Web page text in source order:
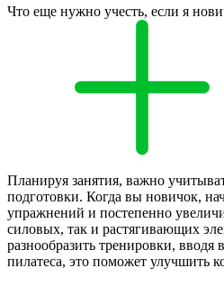
Что еще нужно учесть, если я
Планируя занятия, важно
подготовки. Когда вы новичок,
упражнений и постепенно
силовых, так и растягивающих
разнообразить тренировки,
пилатеса, это поможет улучшить